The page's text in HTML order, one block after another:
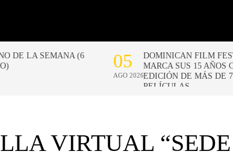
VIRTUAL “SEDE